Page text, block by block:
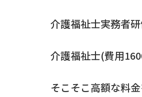
介護福祉士実務者
介護福祉士(費用
そこそこ高額な料